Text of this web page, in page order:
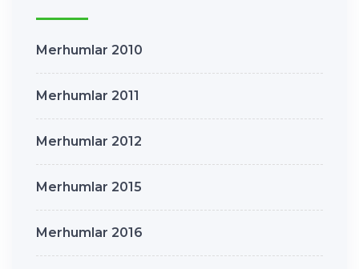
Merhumlar 2010
Merhumlar 2011
Merhumlar 2012
Merhumlar 2015
Merhumlar 2016